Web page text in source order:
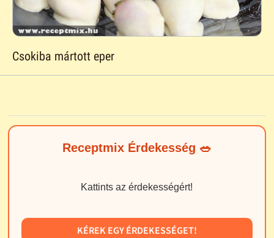
Csokiba mártott eper
Receptmix Érdekesség 🥗
Kattints az érdekességért!
KÉREK EGY ÉRDEKESSÉGET!